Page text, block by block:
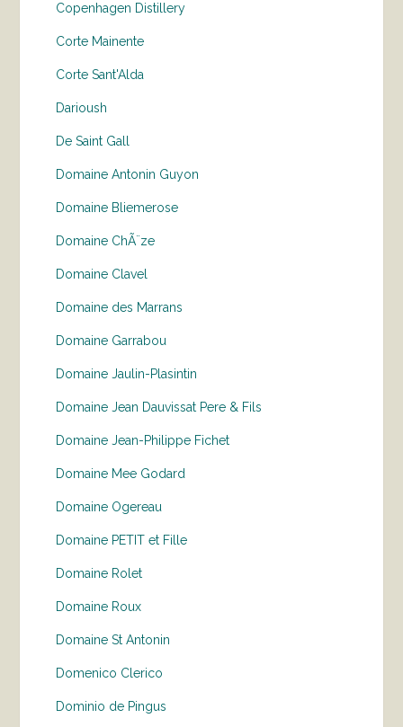
Copenhagen Distillery
Corte Mainente
Corte Sant'Alda
Darioush
De Saint Gall
Domaine Antonin Guyon
Domaine Bliemerose
Domaine ChÃ¨ze
Domaine Clavel
Domaine des Marrans
Domaine Garrabou
Domaine Jaulin-Plasintin
Domaine Jean Dauvissat Pere & Fils
Domaine Jean-Philippe Fichet
Domaine Mee Godard
Domaine Ogereau
Domaine PETIT et Fille
Domaine Rolet
Domaine Roux
Domaine St Antonin
Domenico Clerico
Dominio de Pingus